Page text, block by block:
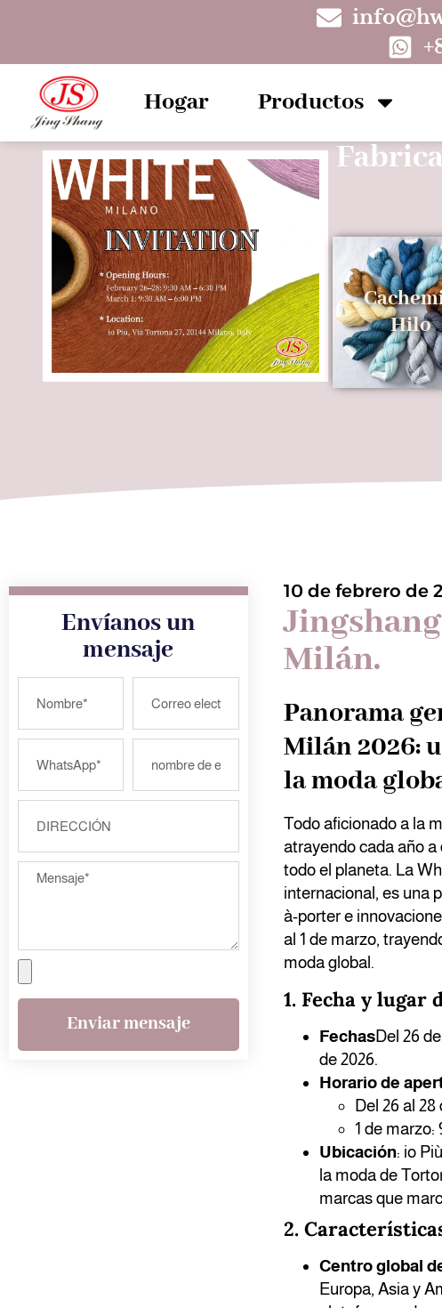
Hogar Productos
Hilo
Envíanos un
mensaje
Enviar mensaje
10 de febrero de
Milán.
Panorama
Milán 2026:
la moda
Todo aficionado a la
atrayendo cada año
todo el planeta. La
internacional, es una
à-porter e
al 1 de marzo,
moda global.
1. Fecha y lugar
FechasDel 26
de 2026.
Horario de
Del 26 al 28
1 de marzo:
Ubicación: io
la moda de
marcas que
2.
Centro global
Europa, Asia y